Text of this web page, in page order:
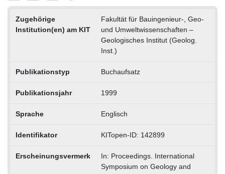
Zugehörige
Institution(en) am KIT
Fakultät für Bauingenieur-, Geo-
und Umweltwissenschaften –
Geologisches Institut (Geolog.
Inst.)
Publikationstyp Buchaufsatz
Publikationsjahr 1999
Sprache Englisch
Identifikator KITopen-ID: 142899
Erscheinungsvermerk
In: Proceedings. International
Symposium on Geology and